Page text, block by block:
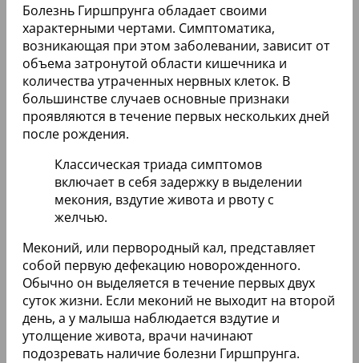
Болезнь Гиршпрунга обладает своими
характерными чертами. Симптоматика,
возникающая при этом заболевании, зависит от
объема затронутой области кишечника и
количества утраченных нервных клеток. В
большинстве случаев основные признаки
проявляются в течение первых нескольких дней
после рождения.
Классическая триада симптомов
включает в себя задержку в выделении
мекония, вздутие живота и рвоту с
желчью.
Меконий, или первородный кал, представляет
собой первую дефекацию новорожденного.
Обычно он выделяется в течение первых двух
суток жизни. Если меконий не выходит на второй
день, а у малыша наблюдается вздутие и
утолщение живота, врачи начинают
подозревать наличие болезни Гиршпрунга.